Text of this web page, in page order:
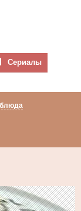
Сериалы